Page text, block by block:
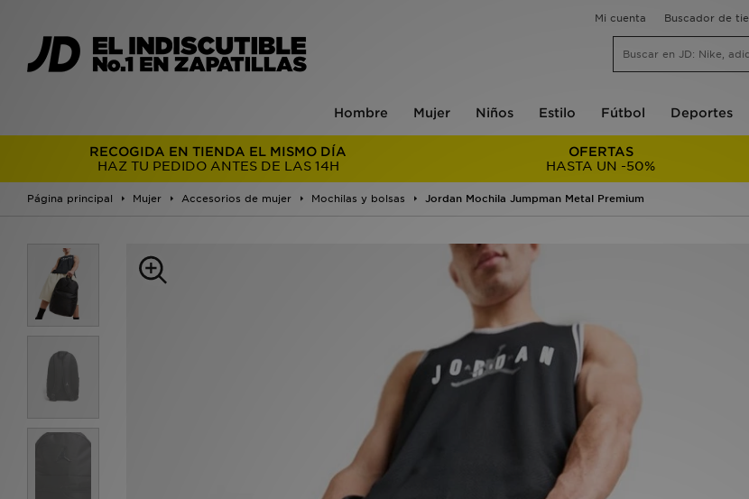
Mi cuenta Buscador de
Hombre Mujer Niños Estilo Fútbol Deportes
RECOGIDA EN TIENDA EL MISMO DÍA
HAZ TU PEDIDO ANTES DE LAS 14H
OFERTAS
HASTA UN -50%
Página principal Mujer Accesorios de mujer Mochilas y bolsas Jordan Mochila Jumpman Metal Premium